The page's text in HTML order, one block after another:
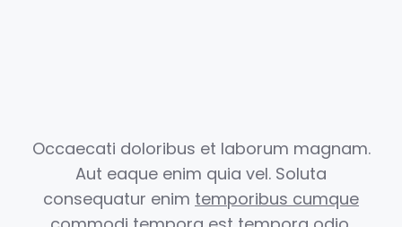
Occaecati doloribus et laborum magnam.
Aut eaque enim quia vel. Soluta
consequatur enim temporibus cumque